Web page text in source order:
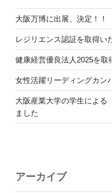
大阪万博に出展、決定！！
レジリエンス認証を取得い
健康経営優良法人2025を取
女性活躍リーディングカン
大阪産業大学の学生による
ました
アーカイブ